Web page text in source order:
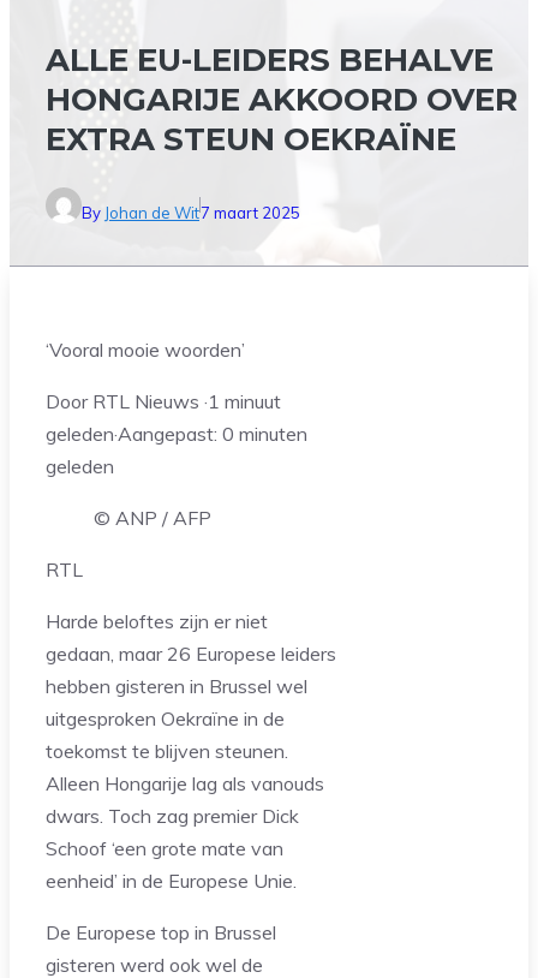
ALLE EU-LEIDERS BEHALVE
HONGARIJE AKKOORD OVER
EXTRA STEUN OEKRAÏNE
By Johan de Wit7 maart 2025
‘Vooral mooie woorden’
Door RTL Nieuws ·1 minuut
geleden·Aangepast: 0 minuten
geleden
© ANP / AFP
RTL
Harde beloftes zijn er niet
gedaan, maar 26 Europese leiders
hebben gisteren in Brussel wel
uitgesproken Oekraïne in de
toekomst te blijven steunen.
Alleen Hongarije lag als vanouds
dwars. Toch zag premier Dick
Schoof ‘een grote mate van
eenheid’ in de Europese Unie.
De Europese top in Brussel
gisteren werd ook wel de